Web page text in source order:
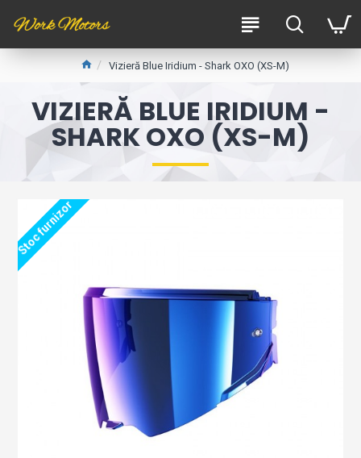
Vizieră Blue Iridium - Shark OXO (XS-M)
VIZIERĂ BLUE IRIDIUM -
SHARK OXO (XS-M)
Stoc furnizor